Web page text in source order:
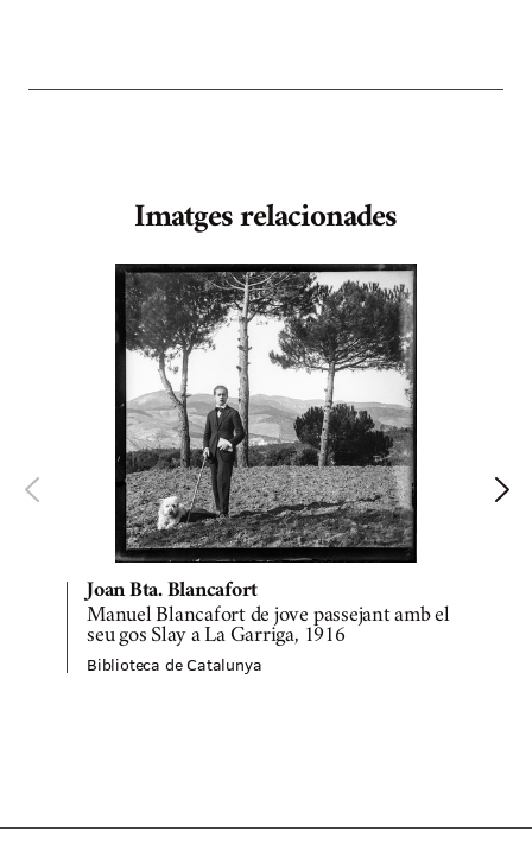
Imatges relacionades
Joan Bta. Blancafort
Manuel Blancafort de jove passejant amb el
seu gos Slay a La Garriga, 1916
Biblioteca de Catalunya